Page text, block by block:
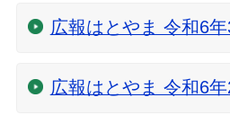
広報はとやま 令和6年
広報はとやま 令和6年